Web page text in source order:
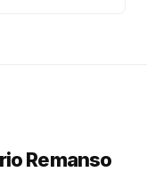
Remanso